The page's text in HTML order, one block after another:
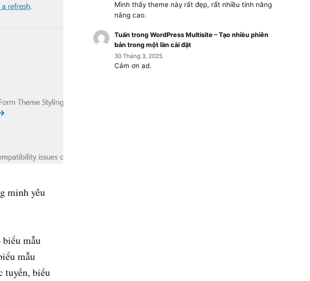
minh yêu
mẫu
mẫu
tuyến, biểu
Mình thấy theme này rất đẹp, rất nhiều tính năng
nâng cao.
Tuấntrong WordPress Multisite – Tạo nhiều phiên
bản trong một lần cài đặt
30 Tháng 3, 2025
Cảm ơn ad.